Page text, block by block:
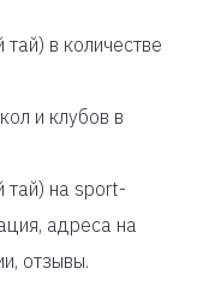
в количестве
и клубов в
тай) на sport-
адреса на
отзывы.